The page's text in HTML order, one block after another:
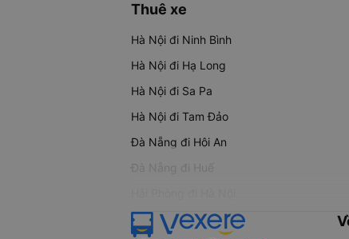
Thuê xe
Hà Nội đi Ninh Bình
Hà Nội đi Hạ Long
Hà Nội đi Sa Pa
Hà Nội đi Tam Đảo
Đà Nẵng đi Hội An
Đà Nẵng đi Huế